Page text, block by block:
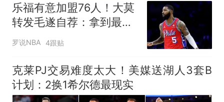
乐福有意加盟76人！大莫
转发毛遂自荐：拿到最后
这个名额的必须是我
罗说NBA 4跟贴
克莱PJ交易难度太大！美媒送湖人3套B
计划：2换1希尔德最现实